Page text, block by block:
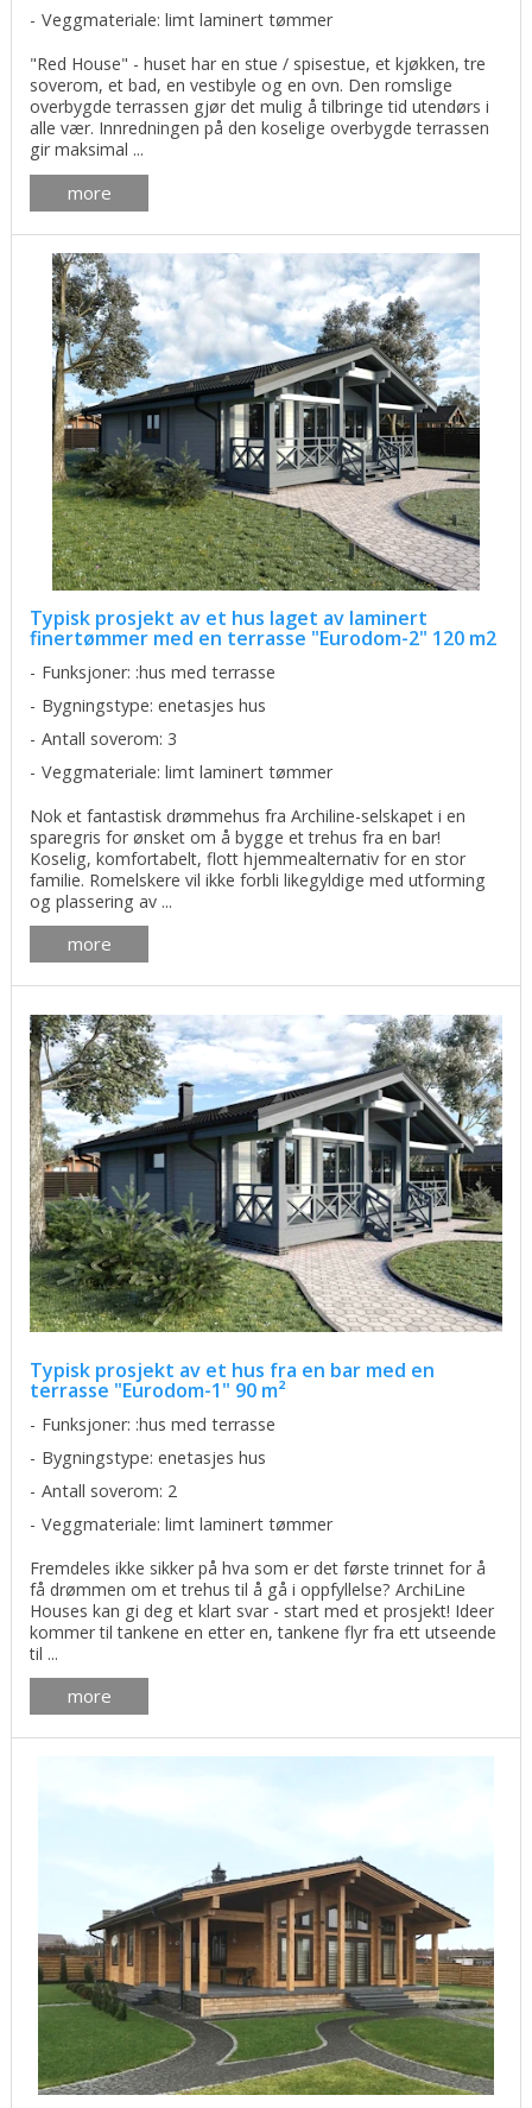
Veggmateriale: limt laminert tømmer
"Red House" - huset har en stue / spisestue, et kjøkken, tre
soverom, et bad, en vestibyle og en ovn. Den romslige
overbygde terrassen gjør det mulig å tilbringe tid utendørs i
alle vær. Innredningen på den koselige overbygde terrassen
gir maksimal ...
more
Typisk prosjekt av et hus laget av laminert
finertømmer med en terrasse "Eurodom-2" 120 m2
Funksjoner: :hus med terrasse
Bygningstype: enetasjes hus
Antall soverom: 3
Veggmateriale: limt laminert tømmer
Nok et fantastisk drømmehus fra Archiline-selskapet i en
sparegris for ønsket om å bygge et trehus fra en bar!
Koselig, komfortabelt, flott hjemmealternativ for en stor
familie. Romelskere vil ikke forbli likegyldige med utforming
og plassering av ...
more
Typisk prosjekt av et hus fra en bar med en
terrasse "Eurodom-1" 90 m²
Funksjoner: :hus med terrasse
Bygningstype: enetasjes hus
Antall soverom: 2
Veggmateriale: limt laminert tømmer
Fremdeles ikke sikker på hva som er det første trinnet for å
få drømmen om et trehus til å gå i oppfyllelse? ArchiLine
Houses kan gi deg et klart svar - start med et prosjekt! Ideer
kommer til tankene en etter en, tankene flyr fra ett utseende
til ...
more